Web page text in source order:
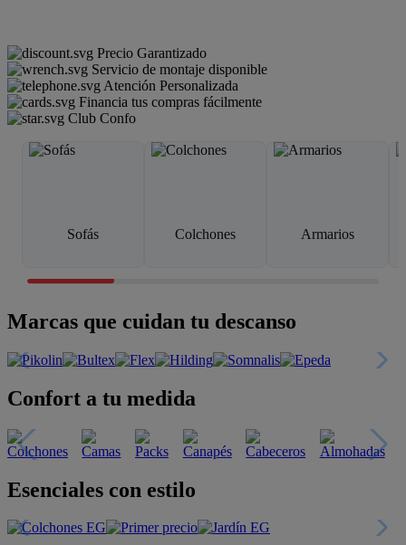
Precio Garantizado
Servicio de montaje disponible
Atención Personalizada
Financia tus compras fácilmente
Club Confo
Sofás Colchones Armarios
Marcas que cuidan tu descanso
Confort a tu medida
Esenciales con estilo